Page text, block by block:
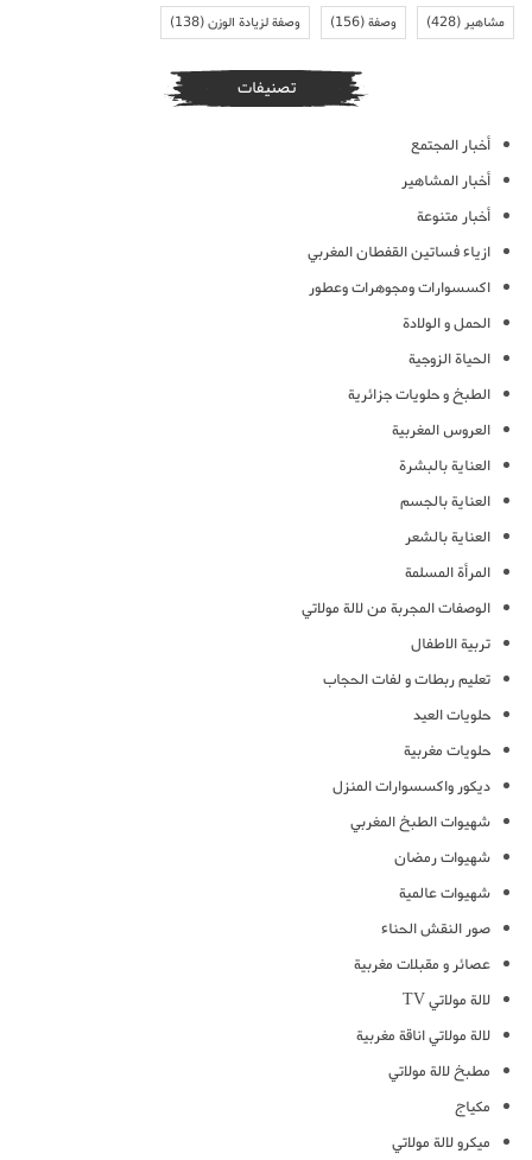
مشاهير(428) وصفة(156) وصفة لزيادة الوزن(138)
تصنيفات
أخبار المجتمع
أخبار المشاهير
أخبار متنوعة
ازياء فساتين القفطان المغربي
اكسسوارات ومجوهرات وعطور
الحمل و الولادة
الحياة الزوجية
الطبخ و حلويات جزائرية
العروس المغربية
العناية بالبشرة
العناية بالجسم
العناية بالشعر
المرأة المسلمة
الوصفات المجربة من لالة مولاتي
تربية الاطفال
تعليم ربطات و لفات الحجاب
حلويات العيد
حلويات مغربية
ديكور واكسسوارات المنزل
شهيوات الطبخ المغربي
شهيوات رمضان
شهيوات عالمية
صور النقش الحناء
عصائر و مقبلات مغربية
لالة مولاتي TV
لالة مولاتي اناقة مغربية
مطبخ لالة مولاتي
مكياج
ميكرو لالة مولاتي